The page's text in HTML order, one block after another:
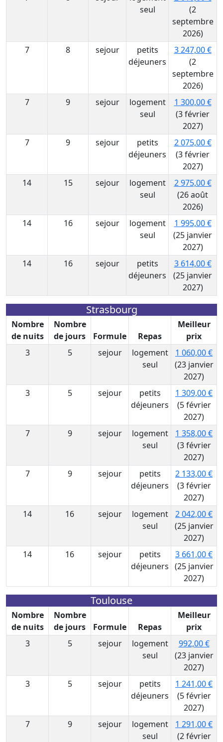
seul
(2
septembre
2026)
7
8 sejour
petits
déjeuners
3 247,00 €
(2
septembre
2026)
7
9 sejour
logement
seul
1 300,00 €
(3 février
2027)
7
9 sejour
petits
déjeuners
2 075,00 €
(3 février
2027)
14
15 sejour
logement
seul
2 975,00 €
(26 août
2026)
14
16 sejour
logement
seul
1 995,00 €
(25 janvier
2027)
14
16 sejour
petits
déjeuners
3 614,00 €
(25 janvier
2027)
Strasbourg
Nombre
de nuits
Nombre
de jours
Formule Repas
Meilleur
prix
3
5 sejour
logement
seul
1 060,00 €
(23 janvier
2027)
3
5 sejour
petits
déjeuners
1 309,00 €
(5 février
2027)
7
9 sejour
logement
seul
1 358,00 €
(3 février
2027)
7
9 sejour
petits
déjeuners
2 133,00 €
(3 février
2027)
14
16 sejour
logement
seul
2 042,00 €
(25 janvier
2027)
14
16 sejour
petits
déjeuners
3 661,00 €
(25 janvier
2027)
Toulouse
Nombre
de nuits
Nombre
de jours
Formule Repas
Meilleur
prix
3
5 sejour
logement
seul
992,00 €
(23 janvier
2027)
3
5 sejour
petits
déjeuners
1 241,00 €
(5 février
2027)
7
9 sejour
logement
seul
1 291,00 €
(2 février